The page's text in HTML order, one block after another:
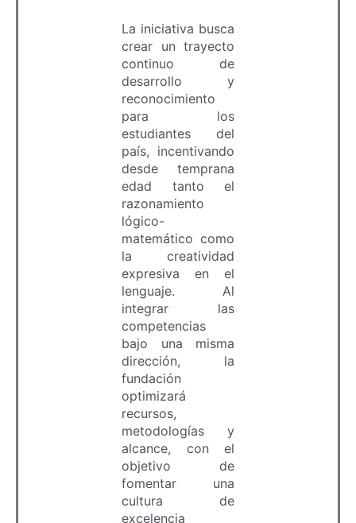
La iniciativa busca
crear un trayecto
continuo de
desarrollo y
reconocimiento
para los
estudiantes del
país, incentivando
desde temprana
edad tanto el
razonamiento
lógico-
matemático como
la creatividad
expresiva en el
lenguaje. Al
integrar las
competencias
bajo una misma
dirección, la
fundación
optimizará
recursos,
metodologías y
alcance, con el
objetivo de
fomentar una
cultura de
excelencia